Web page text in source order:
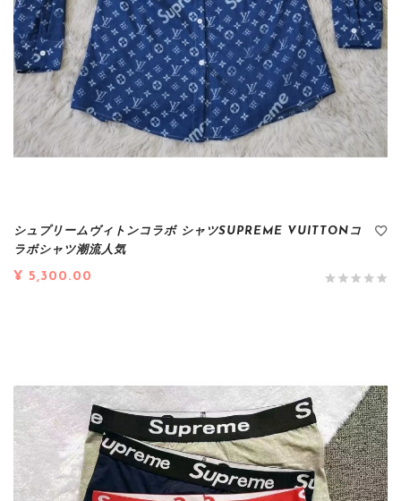
シュプリームヴィトンコラボ シャツSUPREME VUITTONコ
ラボシャツ潮流人気
¥ 5,300.00